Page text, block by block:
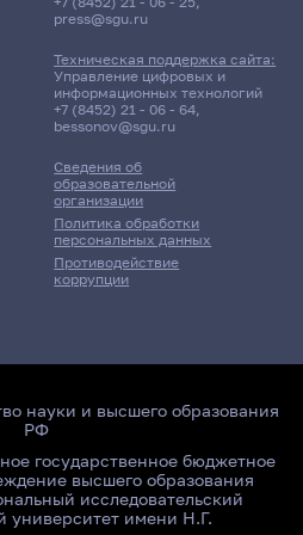
Сведения об
образовательной
организации
Политика обработки
персональных данных
Противодействие
коррупции
press@sgu.ru
Техническая поддержка сайта:
Управление цифровых и
информационных технологий
+7 (8452) 21 - 06 - 64,
bessonov@sgu.ru
науки и высшего образования
РФ
государственное бюджетное
высшего образования
исследовательский
университет имени Н.Г.